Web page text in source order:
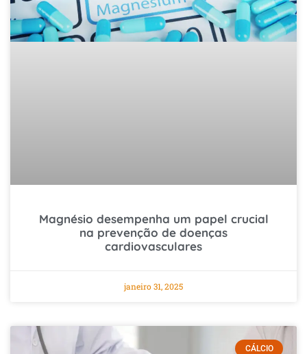
Magnésio desempenha um papel crucial
na prevenção de doenças
cardiovasculares
janeiro 31, 2025
CÁLCIO